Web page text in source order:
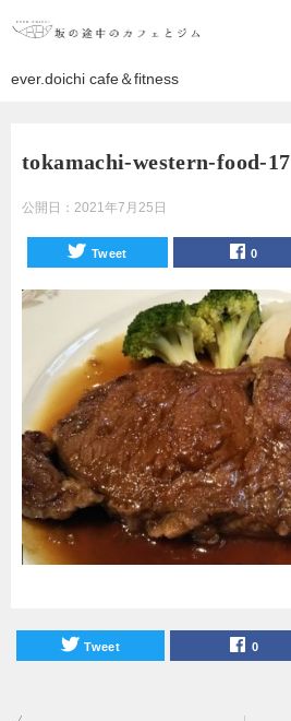
ever.doichi cafe＆fitness
tokamachi-western-food-17
公開日： 2021年7月25日
Tweet 0
Tweet 0